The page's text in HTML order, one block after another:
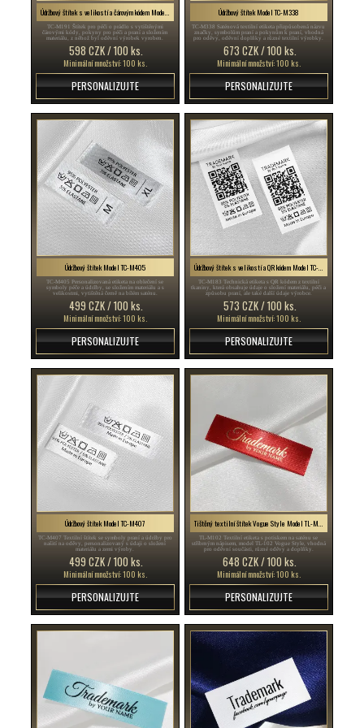
TC-M191 Štítek pro péči o prádlo s vytištěnými
čárovými kódy, pokyny pro péči a praní a složením
materiálu, z něhož byl oděvní výrobek vyroben.
598 CZK / 100 ks.
Minimální množství: 100 ks.
PERSONALIZUJTE
Údržbový štítek Model TC-M338
TC-M338 Saténová textilní etiketa přizpůsobená názvu
značky, symbolům praní a pokynům k praní, vhodná
pro oděvy, oděvní doplňky a různé textilní výrobky.
673 CZK / 100 ks.
Minimální množství: 100 ks.
PERSONALIZUJTE
Údržbový štítek Model TC-M405
TC-M405 Personalizovaná etiketa na oblečení se
symboly péče a údržby, se složením materiálu a s
velikostmi, vytištěná černě na bílém saténu.
499 CZK / 100 ks.
Minimální množství: 100 ks.
PERSONALIZUJTE
Údržbový štítek s velikostí a QR kódem Model TC-M183
TC-M183 Technická etiketa s QR kódem z textilní
tkaniny, která obsahuje údaje o složení materiálu, péči a
způsobu praní, ale také další údaje výrobce.
573 CZK / 100 ks.
Minimální množství: 100 ks.
PERSONALIZUJTE
Údržbový štítek Model TC-M407
TC-M407 Textilní štítek se symboly praní a údržby pro
našití na oděvy, personalizovaný s údaji o složení
materiálu a zemi výroby.
499 CZK / 100 ks.
Minimální množství: 100 ks.
PERSONALIZUJTE
Tištěný textilní štítek Vogue Style Model TL-M102
TL-M102 Textilní etiketa s potiskem na saténu se
stříbrným nápisem, model TL-102 Vogue Style, vhodná
pro oděvní součásti, různé oděvy a doplňky.
648 CZK / 100 ks.
Minimální množství: 100 ks.
PERSONALIZUJTE